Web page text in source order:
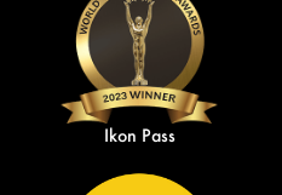
Ikon Pass